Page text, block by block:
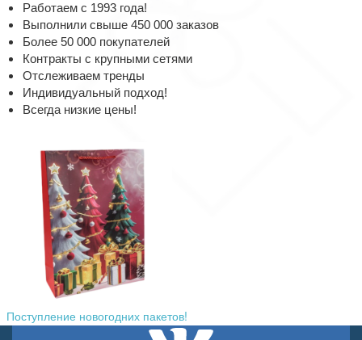
Работаем с 1993 года!
Выполнили свыше 450 000 заказов
Более 50 000 покупателей
Контракты с крупными сетями
Отслеживаем тренды
Индивидуальный подход!
Всегда низкие цены!
Поступление новогодних пакетов!